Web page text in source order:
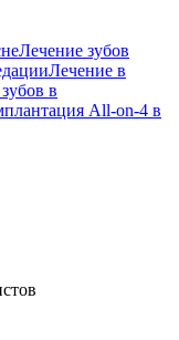
Лечение зубов
Лечение в
в
All-on-4 в